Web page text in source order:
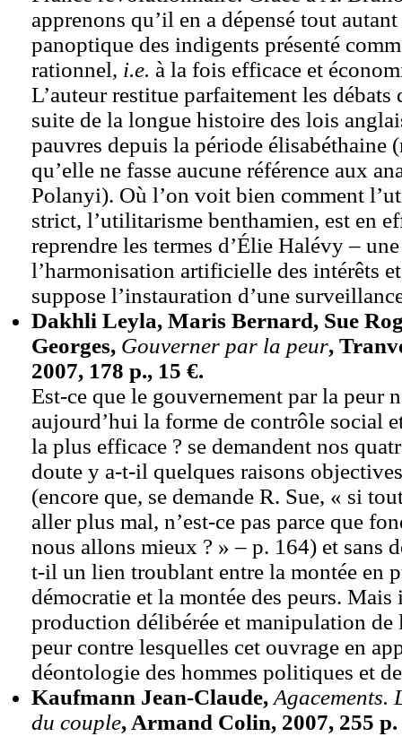
apprenons qu’il en a dépensé tout
panoptique des indigents présenté
rationnel, i.e. à la fois efficace et
L’auteur restitue parfaitement les débats
suite de la longue histoire des lois
pauvres depuis la période élisabéthaine
qu’elle ne fasse aucune référence aux
Polanyi). Où l’on voit bien comment
strict, l’utilitarisme benthamien, est en
reprendre les termes d’Élie Halévy –
l’harmonisation artificielle des intérêts
suppose l’instauration d’une
Dakhli Leyla, Maris Bernard, Sue
Georges, Gouverner par la peur,
2007, 178 p., 15 €.
Est-ce que le gouvernement par la peur
aujourd’hui la forme de contrôle social
la plus efficace ? se demandent nos
doute y a-t-il quelques raisons
(encore que, se demande R. Sue, « si
aller plus mal, n’est-ce pas parce que
nous allons mieux ? » – p. 164) et sans
t-il un lien troublant entre la montée en
démocratie et la montée des peurs. Mais
production délibérée et manipulation de
peur contre lesquelles cet ouvrage en
déontologie des hommes politiques et
Kaufmann Jean-Claude, Agacements.
du couple, Armand Colin, 2007, 255 p.